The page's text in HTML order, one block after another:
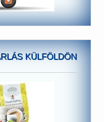
KÜLFÖLDÖN